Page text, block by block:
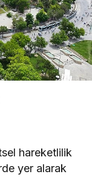
hareketlilik
yer alarak